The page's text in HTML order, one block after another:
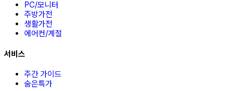
PC/모니터
주방가전
생활가전
에어컨/계절
서비스
주간 가이드
숨은특가